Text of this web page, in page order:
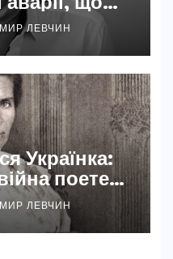
ЛЕВЧИН
Українка:
поетеси
кісток
ЛЕВЧИН